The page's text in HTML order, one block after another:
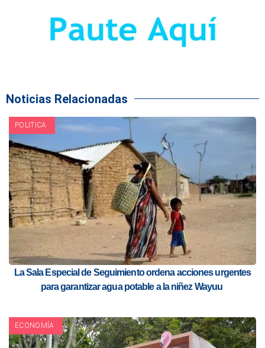
Noticias Relacionadas
POLITICA
La Sala Especial de Seguimiento ordena acciones urgentes
para garantizar agua potable a la niñez Wayuu
ECONOMÍA